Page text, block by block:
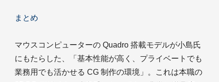
まとめ
マウスコンピューターの Quadro 搭載モデルが小島氏
にもたらした、「基本性能が高く、プライベートでも
業務用でも活かせる CG 制作の環境」。これは本職の